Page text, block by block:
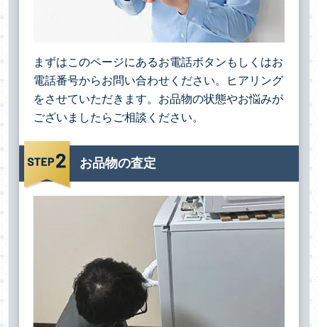
まずはこのページにあるお電話ボタンもしくはお
電話番号からお問い合わせください。ヒアリング
をさせていただきます。お品物の状態やお悩みが
ございましたらご相談ください。
お品物の査定